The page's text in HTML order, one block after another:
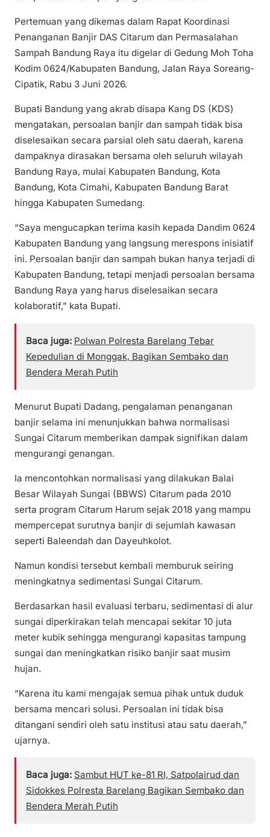
Pertemuan yang dikemas dalam Rapat Koordinasi
Penanganan Banjir DAS Citarum dan Permasalahan
Sampah Bandung Raya itu digelar di Gedung Moh Toha
Kodim 0624/Kabupaten Bandung, Jalan Raya Soreang-
Cipatik, Rabu 3 Juni 2026.
Bupati Bandung yang akrab disapa Kang DS (KDS)
mengatakan, persoalan banjir dan sampah tidak bisa
diselesaikan secara parsial oleh satu daerah, karena
dampaknya dirasakan bersama oleh seluruh wilayah
Bandung Raya, mulai Kabupaten Bandung, Kota
Bandung, Kota Cimahi, Kabupaten Bandung Barat
hingga Kabupaten Sumedang.
“Saya mengucapkan terima kasih kepada Dandim 0624
Kabupaten Bandung yang langsung merespons inisiatif
ini. Persoalan banjir dan sampah bukan hanya terjadi di
Kabupaten Bandung, tetapi menjadi persoalan bersama
Bandung Raya yang harus diselesaikan secara
kolaboratif,” kata Bupati.
Baca juga: Polwan Polresta Barelang Tebar
Kepedulian di Monggak, Bagikan Sembako dan
Bendera Merah Putih
Menurut Bupati Dadang, pengalaman penanganan
banjir selama ini menunjukkan bahwa normalisasi
Sungai Citarum memberikan dampak signifikan dalam
mengurangi genangan.
Ia mencontohkan normalisasi yang dilakukan Balai
Besar Wilayah Sungai (BBWS) Citarum pada 2010
serta program Citarum Harum sejak 2018 yang mampu
mempercepat surutnya banjir di sejumlah kawasan
seperti Baleendah dan Dayeuhkolot.
Namun kondisi tersebut kembali memburuk seiring
meningkatnya sedimentasi Sungai Citarum.
Berdasarkan hasil evaluasi terbaru, sedimentasi di alur
sungai diperkirakan telah mencapai sekitar 10 juta
meter kubik sehingga mengurangi kapasitas tampung
sungai dan meningkatkan risiko banjir saat musim
hujan.
“Karena itu kami mengajak semua pihak untuk duduk
bersama mencari solusi. Persoalan ini tidak bisa
ditangani sendiri oleh satu institusi atau satu daerah,”
ujarnya.
Baca juga: Sambut HUT ke-81 RI, Satpolairud dan
Sidokkes Polresta Barelang Bagikan Sembako dan
Bendera Merah Putih